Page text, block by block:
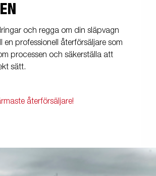
och regga om din släpvagn
en professionell återförsäljare som
processen och säkerställa att
sätt.
återförsäljare!